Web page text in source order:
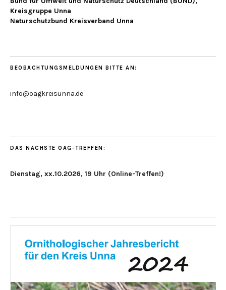
Kreisgruppe Unna
Naturschutzbund Kreisverband Unna
BEOBACHTUNGSMELDUNGEN BITTE AN:
info@oagkreisunna.de
DAS NÄCHSTE OAG-TREFFEN:
Dienstag, xx.10.2026, 19 Uhr (Online-Treffen!)